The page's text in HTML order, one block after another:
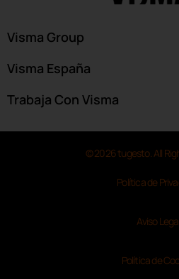
Visma Group
Visma España
Trabaja Con Visma
© 2026 tugesto. All
Política de
Aviso Legal
Política de